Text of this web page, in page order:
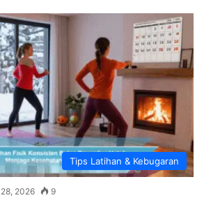
Tips Latihan & Kebugaran
2026 9